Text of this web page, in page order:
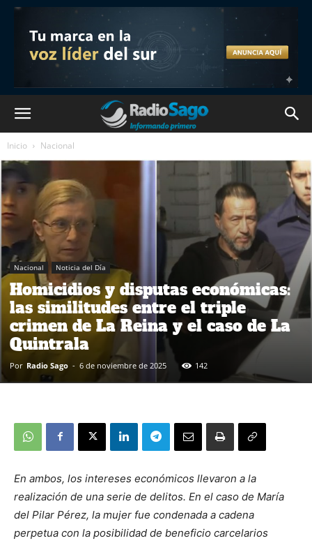
Inicio Nacional
Nacional Noticia del Día
Homicidios y disputas económicas:
las similitudes entre el triple
crimen de La Reina y el caso de La
Quintrala
Por Radio Sago - 6 de noviembre de 2025 142
En ambos, los intereses económicos llevaron a la
realización de una serie de delitos. En el caso de María
del Pilar Pérez, la mujer fue condenada a cadena
perpetua con la posibilidad de beneficio carcelarios